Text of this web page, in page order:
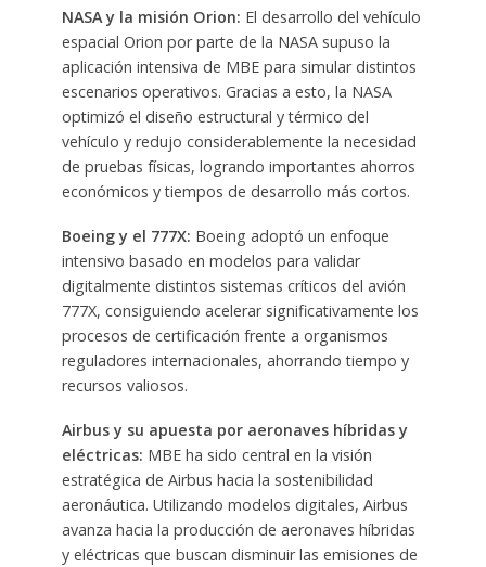
NASA y la misión Orion: El desarrollo del vehículo
espacial Orion por parte de la NASA supuso la
aplicación intensiva de MBE para simular distintos
escenarios operativos. Gracias a esto, la NASA
optimizó el diseño estructural y térmico del
vehículo y redujo considerablemente la necesidad
de pruebas físicas, logrando importantes ahorros
económicos y tiempos de desarrollo más cortos.
Boeing y el 777X: Boeing adoptó un enfoque
intensivo basado en modelos para validar
digitalmente distintos sistemas críticos del avión
777X, consiguiendo acelerar significativamente los
procesos de certificación frente a organismos
reguladores internacionales, ahorrando tiempo y
recursos valiosos.
Airbus y su apuesta por aeronaves híbridas y
eléctricas: MBE ha sido central en la visión
estratégica de Airbus hacia la sostenibilidad
aeronáutica. Utilizando modelos digitales, Airbus
avanza hacia la producción de aeronaves híbridas
y eléctricas que buscan disminuir las emisiones de